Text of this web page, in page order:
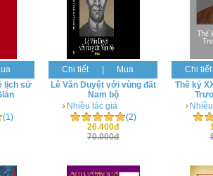
lịch sử
(1)
Chi tiết
Mua
Lê Văn Duyệt với vùng đất
Nam bộ
Nhiều tác giả
(2)
26.400đ
70.000đ
Chi tiết
Thế kỷ